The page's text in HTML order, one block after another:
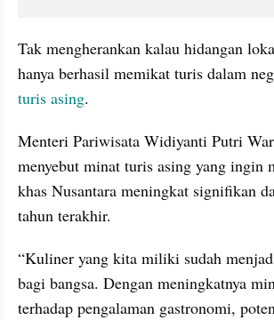
Tak mengherankan kalau hidangan
turis asing.
Menteri Pariwisata Widiyanti Putri
menyebut minat turis asing yang ingin
khas Nusantara meningkat signifikan
tahun terakhir.
“Kuliner yang kita miliki sudah
bagi bangsa. Dengan meningkatnya
terhadap pengalaman gastronomi,